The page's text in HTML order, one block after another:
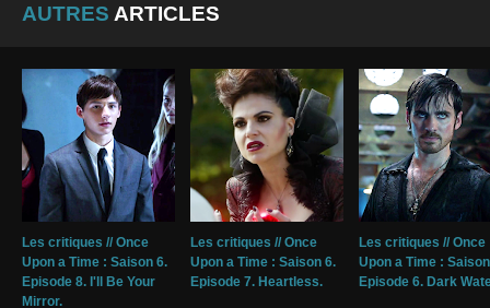
AUTRES ARTICLES
Les critiques // Once
Upon a Time : Saison 6.
Episode 8. I'll Be Your
Mirror.
Les critiques // Once
Upon a Time : Saison 6.
Episode 7. Heartless.
Les critiques // Once
Upon a Time :
Episode 6. Dark